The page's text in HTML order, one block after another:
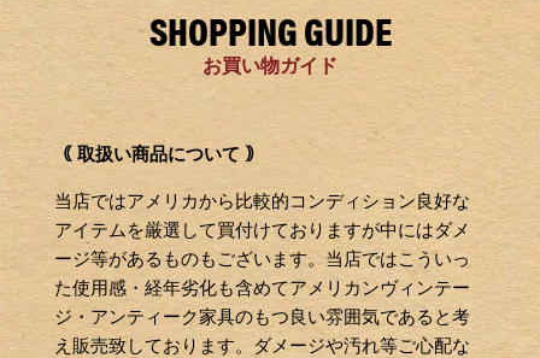
SHOPPING GUIDE
お買い物ガイド
｟ 取扱い商品について ｠
当店ではアメリカから比較的コンディション良好な
アイテムを厳選して買付けておりますが中にはダメ
ージ等があるものもございます。当店ではこういっ
た使用感・経年劣化も含めてアメリカンヴィンテー
ジ・アンティーク家具のもつ良い雰囲気であると考
え販売致しております。ダメージや汚れ等ご心配な